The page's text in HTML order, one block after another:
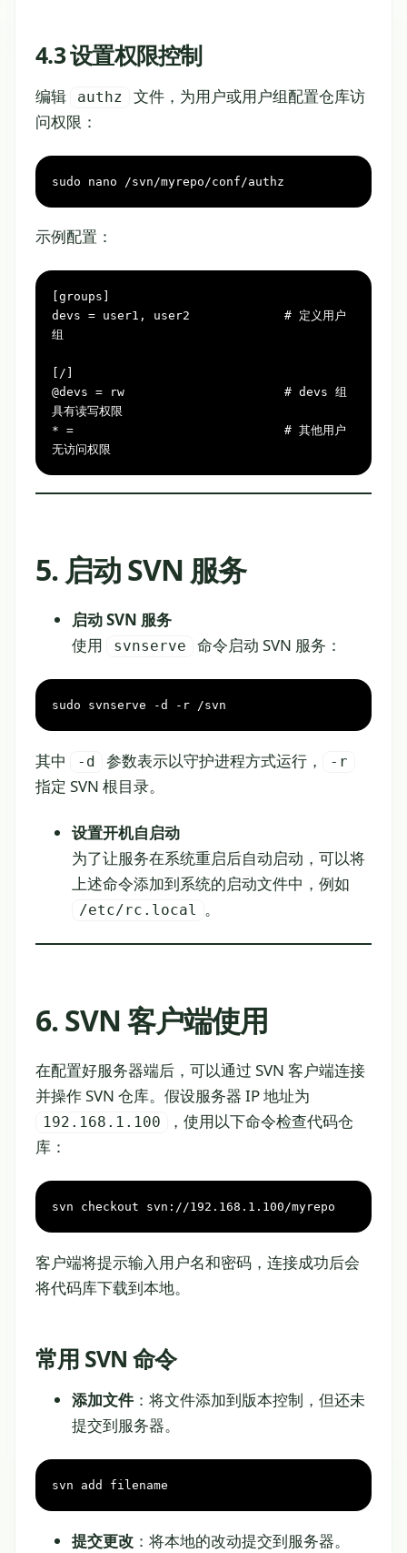
4.3 设置权限控制
编辑 authz
文件，为用户或用户组配置仓库访
问权限：
sudo nano /svn/myrepo/conf/authz
示例配置：
[groups]
devs = user1, user2             # 定义用户
组
[/]
@devs = rw                      # devs 组
具有读写权限
* =                             # 其他用户
无访问权限
5. 启动 SVN 服务
启动 SVN 服务
使用
svnserve 命令启动 SVN 服务：
sudo svnserve -d -r /svn
其中 -d 参数表示以守护进程方式运行， -r
指定 SVN 根目录。
设置开机自启动
为了让服务在系统重启后自动启动，可以将
上述命令添加到系统的启动文件中，例如
/etc/rc.local 。
6. SVN 客户端使用
在配置好服务器端后，可以通过 SVN 客户端连接
并操作 SVN 仓库。假设服务器 IP 地址为
192.168.1.100
，使用以下命令检查代码仓
库：
svn checkout svn://192.168.1.100/myrepo
客户端将提示输入用户名和密码，连接成功后会
将代码库下载到本地。
常用 SVN 命令
添加文件 ：将文件添加到版本控制，但还未
提交到服务器。
svn add filename
提交更改 ：将本地的改动提交到服务器。